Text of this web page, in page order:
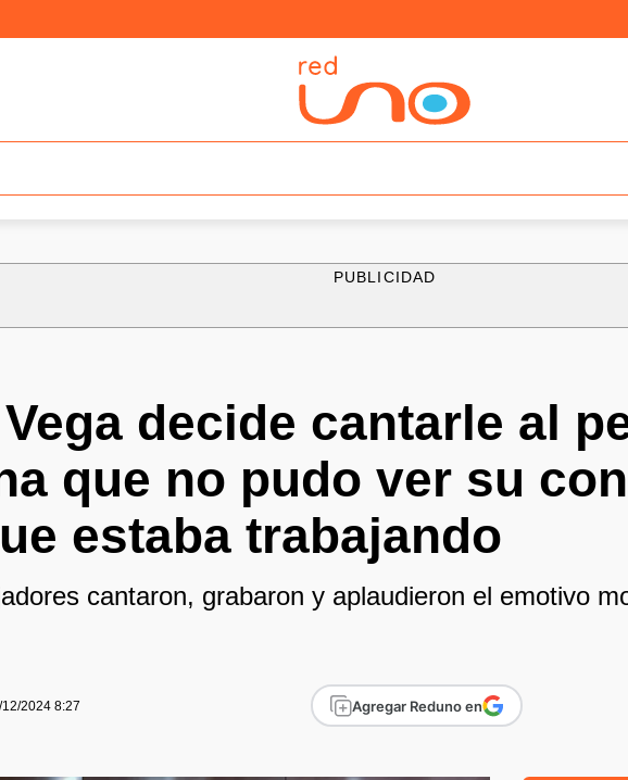
PUBLICIDAD
decide cantarle al
que no pudo ver su
estaba trabajando
cantaron, grabaron y aplaudieron el emotivo
2024 8:27 Agregar Reduno en